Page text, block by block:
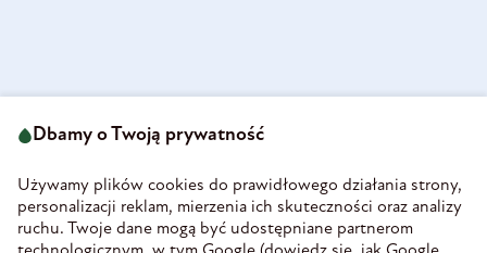
58-160 Świebodzice
REGON 890213034
INFORMACJE
Dbamy o Twoją prywatność
Używamy plików cookies do prawidłowego działania strony,
personalizacji reklam, mierzenia ich skuteczności oraz analizy
ruchu. Twoje dane mogą być udostępniane partnerom